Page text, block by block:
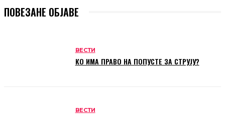
ПОВЕЗАНЕ ОБЈАВЕ
ВЕСТИ
КО ИМА ПРАВО НА ПОПУСТЕ ЗА СТРУЈУ?
ВЕСТИ